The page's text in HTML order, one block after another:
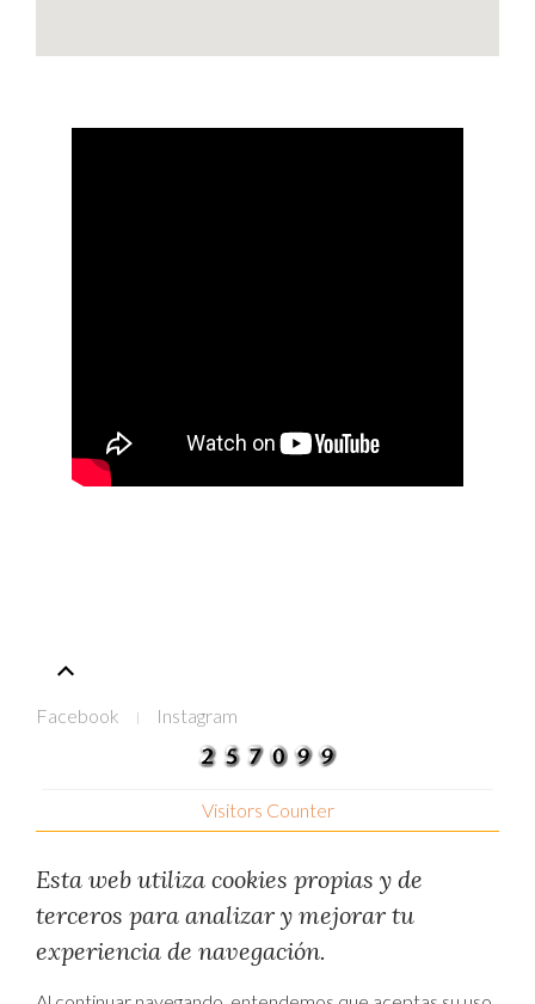
Facebook Instagram
Visitors Counter
Esta web utiliza cookies propias y de
terceros para analizar y mejorar tu
experiencia de navegación.